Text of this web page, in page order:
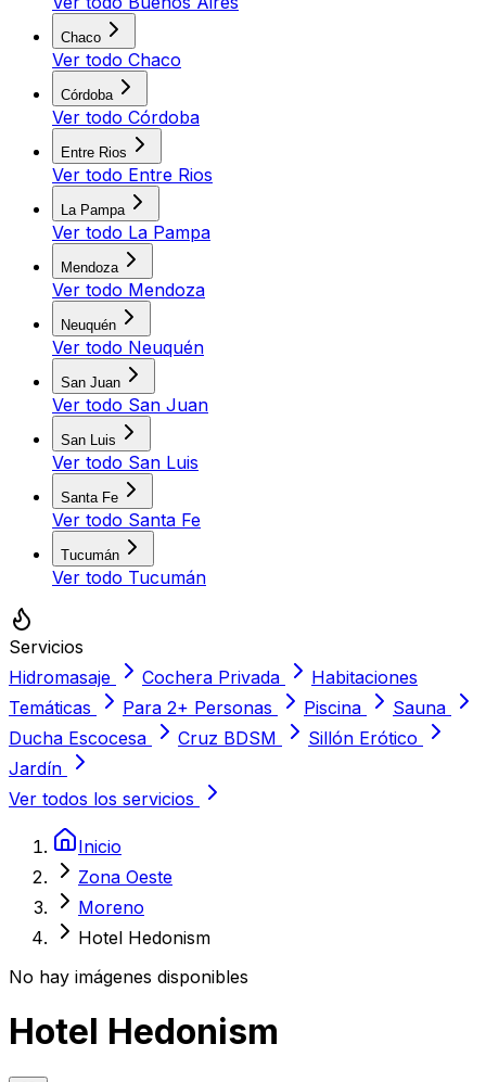
Chaco
Ver todo Chaco
Córdoba
Ver todo Córdoba
Entre Rios
Ver todo Entre Rios
La Pampa
Ver todo La Pampa
Mendoza
Ver todo Mendoza
Neuquén
Ver todo Neuquén
San Juan
Ver todo San Juan
San Luis
Ver todo San Luis
Santa Fe
Ver todo Santa Fe
Tucumán
Ver todo Tucumán
Servicios
Hidromasaje
Cochera Privada
Habitaciones
Temáticas
Para 2+ Personas Piscina
Sauna
Ducha Escocesa
Cruz BDSM
Sillón Erótico
Jardín
Ver todos los servicios
Inicio
Zona Oeste
Moreno
Hotel Hedonism
No hay imágenes disponibles
Hotel Hedonism